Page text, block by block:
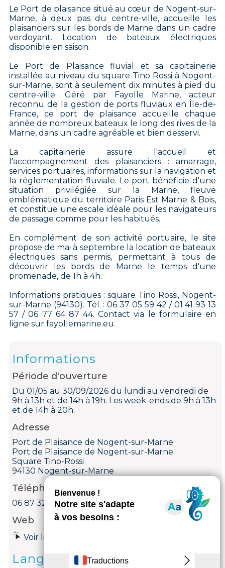
Le Port de plaisance situé au cœur de Nogent-sur-
Marne, à deux pas du centre-ville, accueille les
plaisanciers sur les bords de Marne dans un cadre
verdoyant. Location de bateaux électriques
disponible en saison.
Le Port de Plaisance fluvial et sa capitainerie
installée au niveau du square Tino Rossi à Nogent-
sur-Marne, sont à seulement dix minutes à pied du
centre-ville. Géré par Fayolle Marine, acteur
reconnu de la gestion de ports fluviaux en Île-de-
France, ce port de plaisance accueille chaque
année de nombreux bateaux le long des rives de la
Marne, dans un cadre agréable et bien desservi.
La capitainerie assure l'accueil et
l'accompagnement des plaisanciers : amarrage,
services portuaires, informations sur la navigation et
la réglementation fluviale. Le port bénéficie d'une
situation privilégiée sur la Marne, fleuve
emblématique du territoire Paris Est Marne & Bois,
et constitue une escale idéale pour les navigateurs
de passage comme pour les habitués.
En complément de son activité portuaire, le site
propose de mai à septembre la location de bateaux
électriques sans permis, permettant à tous de
découvrir les bords de Marne le temps d'une
promenade, de 1h à 4h.
Informations pratiques : square Tino Rossi, Nogent-
sur-Marne (94130). Tél. : 06 37 05 59 42 / 01 41 93 13
57 / 06 77 64 87 44. Contact via le formulaire en
ligne sur fayollemarine.eu.
Informations
Période d'ouverture
Du 01/05 au 30/09/2026 du lundi au vendredi de
9h à 13h et de 14h à 19h. Les week-ends de 9h à 13h
et de 14h à 20h.
Adresse
Port de Plaisance de Nogent-sur-Marne
Port de Plaisance de Nogent-sur-Marne
Square Tino-Rossi
94130 Nogent-sur-Marne
Téléphone
06 87 32 27 53
Web
Voir le site internet
Langues parlées